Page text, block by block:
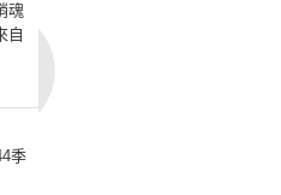
魂
自
季